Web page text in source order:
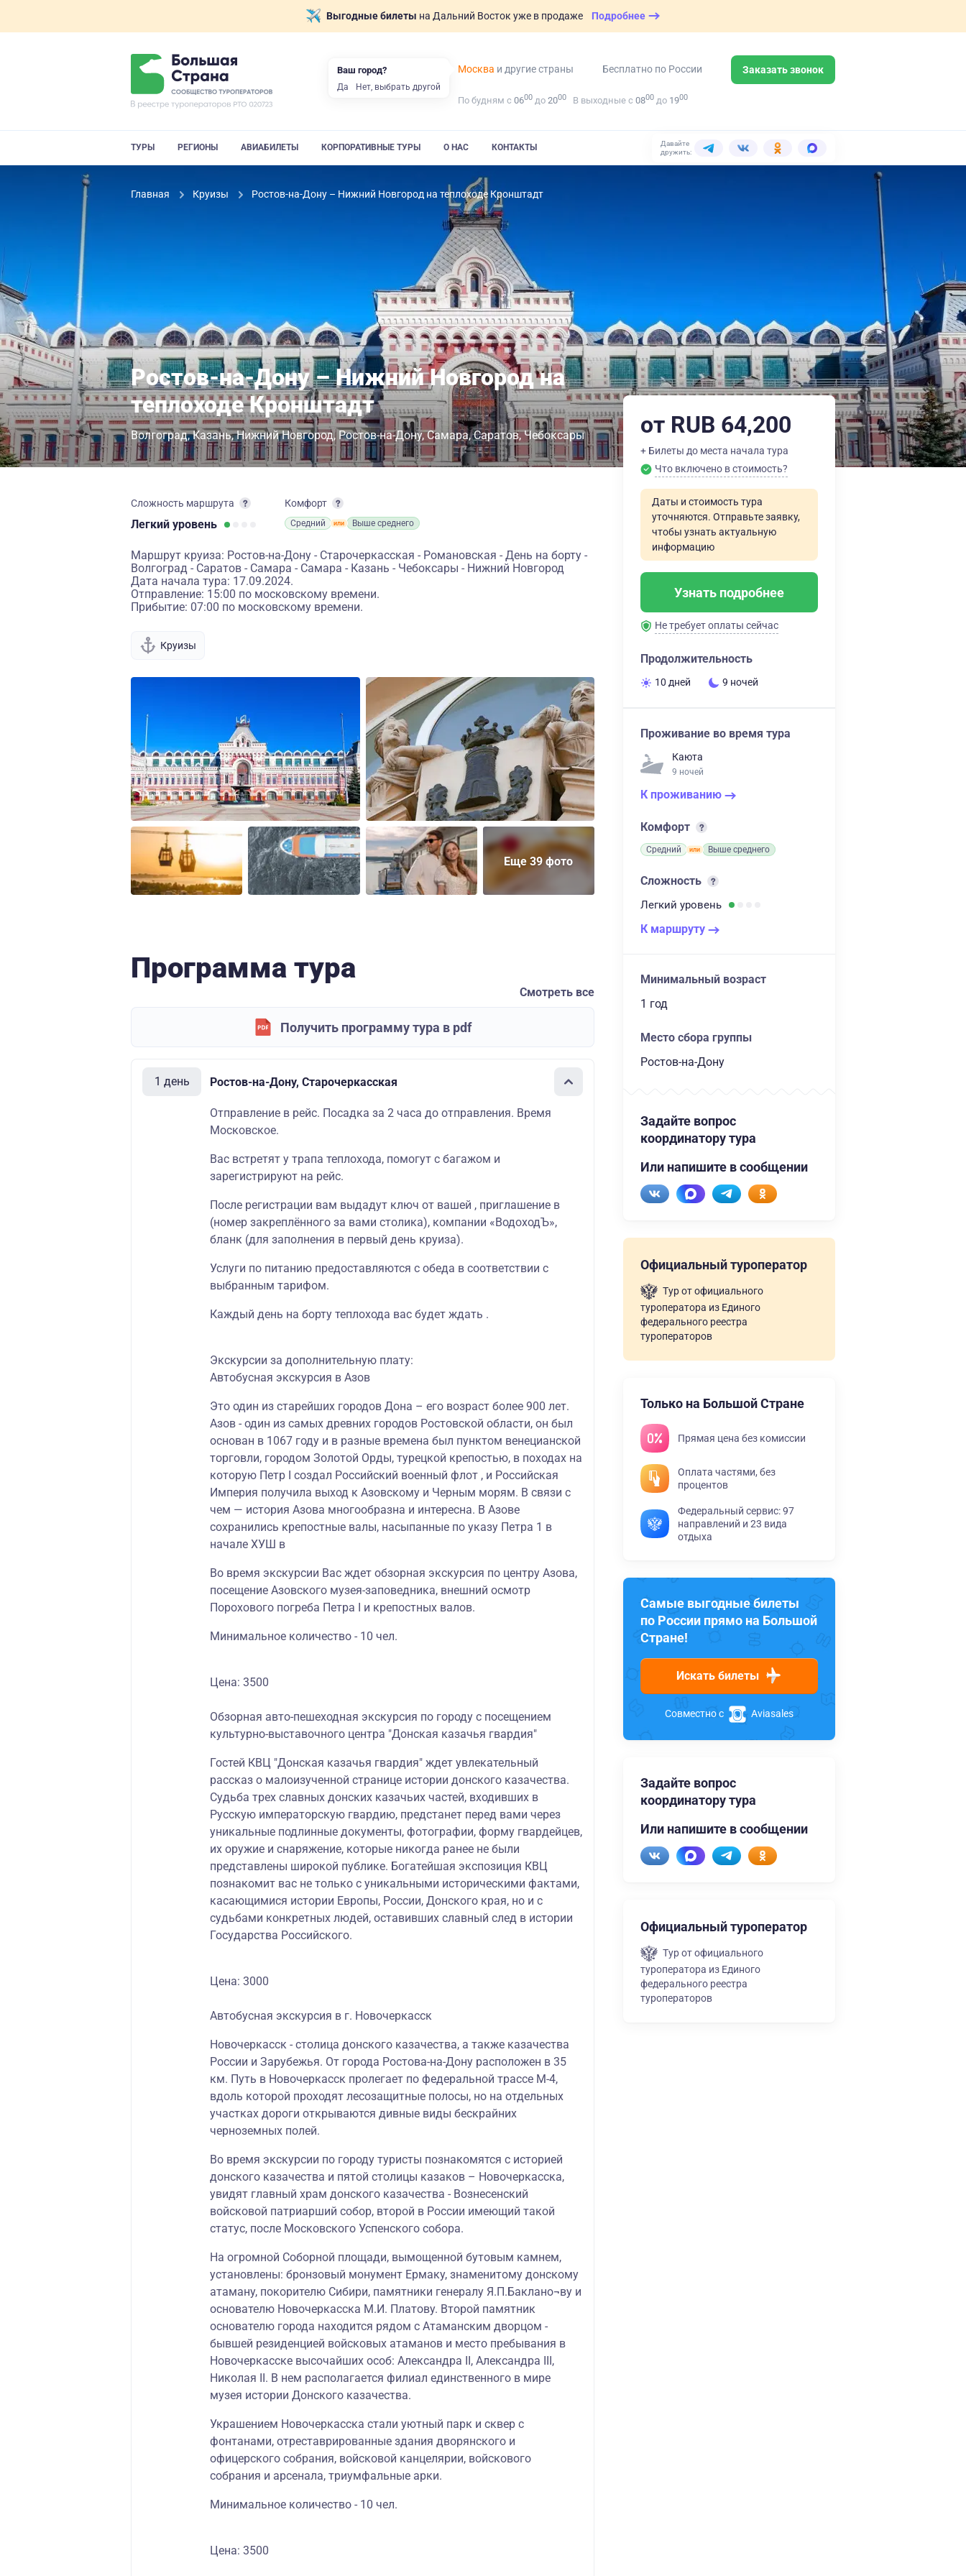
Выгодные билеты на Дальний Восток уже в продаже Подробнее
Москва и другие страны Бесплатно по России Заказать звонок
По будням с 0600 до 2000 В выходные с 0800 до 1900
ТУРЫ РЕГИОНЫ АВИАБИЛЕТЫ КОРПОРАТИВНЫЕ ТУРЫ О НАС КОНТАКТЫ
Давайте
дружить:
Главная Круизы Ростов-на-Дону – Нижний Новгород на теплоходе Кронштадт
Ростов-на-Дону – Нижний Новгород на
теплоходе Кронштадт
Волгоград Казань Нижний Новгород Ростов-на-Дону Самара Саратов Чебоксары
Сложность маршрута
Легкий уровень
Комфорт
Средний Выше среднего
Маршрут круиза: Ростов-на-Дону - Старочеркасская - Романовская - День на борту -
Волгоград - Саратов - Самара - Самара - Казань - Чебоксары - Нижний Новгород
Дата начала тура: 17.09.2024.
Отправление: 15:00 по московскому времени.
Прибытие: 07:00 по московскому времени.
Круизы
Еще 39 фото
Программа тура
Смотреть все
Получить программу тура в pdf
1 день Ростов-на-Дону, Старочеркасская
Отправление в рейс. Посадка за 2 часа до отправления. Время
Московское.
Вас встретят у трапа теплохода, помогут с багажом и
зарегистрируют на рейс.
После регистрации вам выдадут ключ от вашей , приглашение в
(номер закреплённого за вами столика), компании «ВодоходЪ»,
бланк (для заполнения в первый день круиза).
Услуги по питанию предоставляются с обеда в соответствии с
выбранным тарифом.
Каждый день на борту теплохода вас будет ждать .
Экскурсии за дополнительную плату:
Автобусная экскурсия в Азов
Это один из старейших городов Дона – его возраст более 900 лет.
Азов - один из самых древних городов Ростовской области, он был
основан в 1067 году и в разные времена был пунктом венецианской
торговли, городом Золотой Орды, турецкой крепостью, в походах на
которую Петр I создал Российский военный флот , и Российская
Империя получила выход к Азовскому и Черным морям. В связи с
чем — история Азова многообразна и интересна. В Азове
сохранились крепостные валы, насыпанные по указу Петра 1 в
начале ХУШ в
Во время экскурсии Вас ждет обзорная экскурсия по центру Азова,
посещение Азовского музея-заповедника, внешний осмотр
Порохового погреба Петра I и крепостных валов.
Минимальное количество - 10 чел.
Цена: 3500
Обзорная авто-пешеходная экскурсия по городу с посещением
культурно-выставочного центра "Донская казачья гвардия"
Гостей КВЦ "Донская казачья гвардия" ждет увлекательный
рассказ о малоизученной странице истории донского казачества.
Судьба трех славных донских казачьих частей, входивших в
Русскую императорскую гвардию, предстанет перед вами через
уникальные подлинные документы, фотографии, форму гвардейцев,
их оружие и снаряжение, которые никогда ранее не были
представлены широкой публике. Богатейшая экспозиция КВЦ
познакомит вас не только с уникальными историческими фактами,
касающимися истории Европы, России, Донского края, но и с
судьбами конкретных людей, оставивших славный след в истории
Государства Российского.
Цена: 3000
Автобусная экскурсия в г. Новочеркасск
Новочеркасск - столица донского казачества, а также казачества
России и Зарубежья. От города Ростова-на-Дону расположен в 35
км. Путь в Новочеркасск пролегает по федеральной трассе М-4,
вдоль которой проходят лесозащитные полосы, но на отдельных
участках дороги открываются дивные виды бескрайних
черноземных полей.
Во время экскурсии по городу туристы познакомятся с историей
донского казачества и пятой столицы казаков – Новочеркасска,
увидят главный храм донского казачества - Вознесенский
войсковой патриарший собор, второй в России имеющий такой
статус, после Московского Успенского собора.
На огромной Соборной площади, вымощенной бутовым камнем,
установлены: бронзовый монумент Ермаку, знаменитому донскому
атаману, покорителю Сибири, памятники генералу Я.П.Баклано¬ву и
основателю Новочеркасска М.И. Платову. Второй памятник
основателю города находится рядом с Атаманским дворцом -
бывшей резиденцией войсковых атаманов и место пребывания в
Новочеркасске высочайших особ: Александра II, Александра III,
Николая II. В нем располагается филиал единственного в мире
музея истории Донского казачества.
Украшением Новочеркасска стали уютный парк и сквер с
фонтанами, отреставрированные здания дворянского и
офицерского собрания, войсковой канцелярии, войскового
собрания и арсенала, триумфальные арки.
Минимальное количество - 10 чел.
Цена: 3500
от RUB 64,200
+ Билеты до места начала тура
Что включено в стоимость?
Даты и стоимость тура
уточняются. Отправьте заявку,
чтобы узнать актуальную
информацию
Узнать подробнее
Не требует оплаты сейчас
Продолжительность
10 дней 9 ночей
Проживание во время тура
Каюта
9 ночей
К проживанию
Комфорт
Средний Выше среднего
Сложность
Легкий уровень
К маршруту
Минимальный возраст
1 год
Место сбора группы
Ростов-на-Дону
Задайте вопрос
координатору тура
Или напишите в сообщении
Официальный туроператор
Тур от официального
туроператора из Единого
федерального реестра
туроператоров
Только на Большой Стране
Прямая цена без комиссии
Оплата частями, без
процентов
Федеральный сервис: 97
направлений и 23 вида
отдыха
Самые выгодные билеты
по России прямо на Большой
Стране!
Искать билеты
Совместно с Aviasales
Задайте вопрос
координатору тура
Или напишите в сообщении
Официальный туроператор
Тур от официального
туроператора из Единого
федерального реестра
туроператоров
Ваш город?
Да Нет, выбрать другой